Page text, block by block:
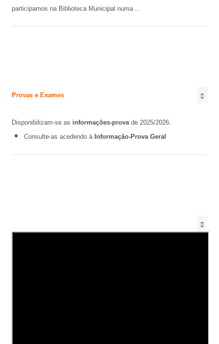
participamos na Biblioteca Municipal numa ...
Provas e Exames
Disponibilizam-se as informações-provade 2025/2026.
Consulte-as acedendo à Informação-Prova Geral